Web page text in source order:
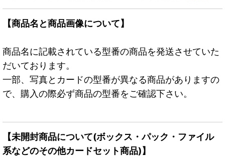
【商品名と商品画像について】
商品名に記載されている型番の商品を発送させていた
だいております。
一部、写真とカードの型番が異なる商品がありますの
で、購入の際必ず商品の型番をご確認下さい。
【未開封商品について(ボックス・パック・ファイル
系などのその他カードセット商品)】